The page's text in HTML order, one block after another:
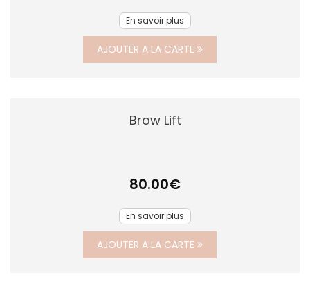
En savoir plus
AJOUTER A LA CARTE
Brow Lift
80.00€
En savoir plus
AJOUTER A LA CARTE